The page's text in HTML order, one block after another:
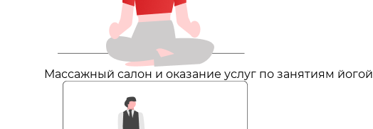
Массажный салон и оказание услуг по занятиям йогой